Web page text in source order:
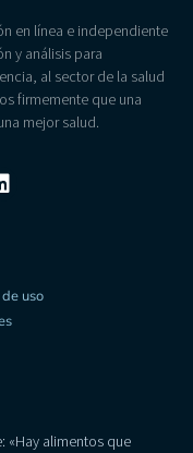
en línea e independiente
y análisis para
al sector de la salud
firmemente que una
mejor salud.
uso
«Hay alimentos que